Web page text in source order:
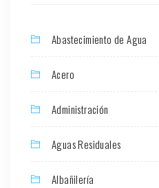
Abastecimiento de Agua
Acero
Administración
Aguas Residuales
Albañilería